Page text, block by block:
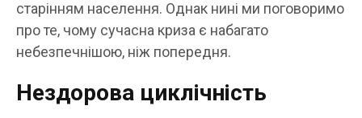
старінням населення. Однак нині ми поговоримо
про те, чому сучасна криза є набагато
небезпечнішою, ніж попередня.
Нездорова циклічність